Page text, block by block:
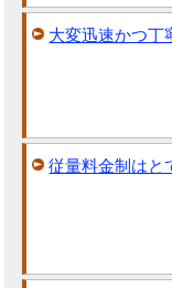
大変迅速かつ丁
従量料金制はと